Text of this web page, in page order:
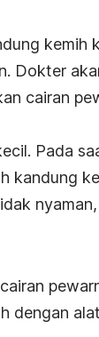
kemih
Dokter
cairan
Pada
kandung
dengan